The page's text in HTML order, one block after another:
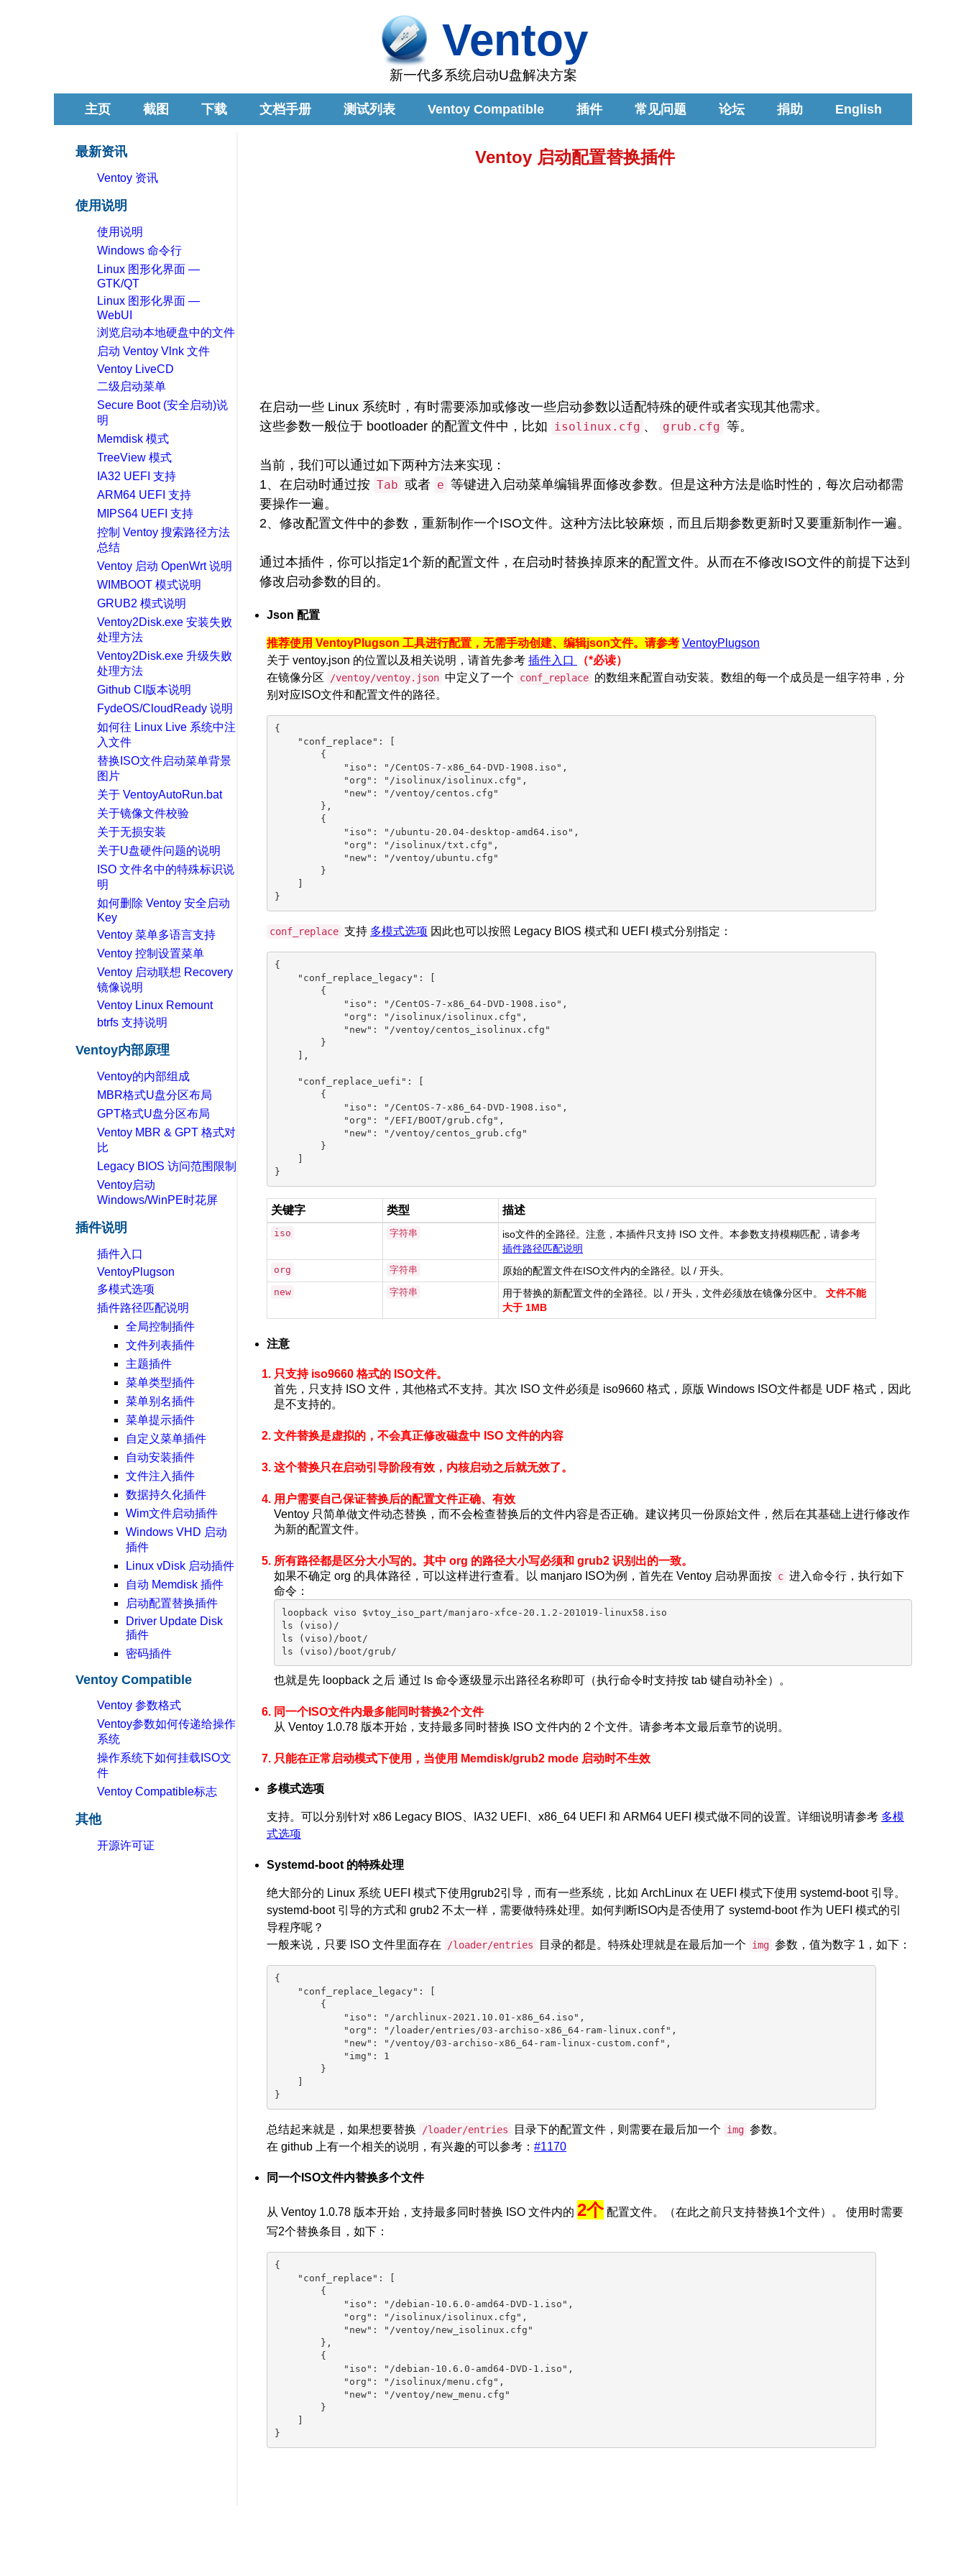
Ventoy
新一代多系统启动U盘解决方案
主页 截图 下载 文档手册 测试列表 Ventoy Compatible 插件 常见问题 论坛 捐助 English
最新资讯
Ventoy 资讯
使用说明
使用说明
Windows 命令行
Linux 图形化界面 —
GTK/QT
Linux 图形化界面 —
WebUI
浏览启动本地硬盘中的文件
启动 Ventoy Vlnk 文件
Ventoy LiveCD
二级启动菜单
Secure Boot (安全启动)说
明
Memdisk 模式
TreeView 模式
IA32 UEFI 支持
ARM64 UEFI 支持
MIPS64 UEFI 支持
控制 Ventoy 搜索路径方法
总结
Ventoy 启动 OpenWrt 说明
WIMBOOT 模式说明
GRUB2 模式说明
Ventoy2Disk.exe 安装失败
处理方法
Ventoy2Disk.exe 升级失败
处理方法
Github CI版本说明
FydeOS/CloudReady 说明
如何往 Linux Live 系统中注
入文件
替换ISO文件启动菜单背景
图片
关于 VentoyAutoRun.bat
关于镜像文件校验
关于无损安装
关于U盘硬件问题的说明
ISO 文件名中的特殊标识说
明
如何删除 Ventoy 安全启动
Key
Ventoy 菜单多语言支持
Ventoy 控制设置菜单
Ventoy 启动联想 Recovery
镜像说明
Ventoy Linux Remount
btrfs 支持说明
Ventoy内部原理
Ventoy的内部组成
MBR格式U盘分区布局
GPT格式U盘分区布局
Ventoy MBR & GPT 格式对
比
Legacy BIOS 访问范围限制
Ventoy启动
Windows/WinPE时花屏
插件说明
插件入口
VentoyPlugson
多模式选项
插件路径匹配说明
全局控制插件
文件列表插件
主题插件
菜单类型插件
菜单别名插件
菜单提示插件
自定义菜单插件
自动安装插件
文件注入插件
数据持久化插件
Wim文件启动插件
Windows VHD 启动
插件
Linux vDisk 启动插件
自动 Memdisk 插件
启动配置替换插件
Driver Update Disk
插件
密码插件
Ventoy Compatible
Ventoy 参数格式
Ventoy参数如何传递给操作
系统
操作系统下如何挂载ISO文
件
Ventoy Compatible标志
其他
开源许可证
Ventoy 启动配置替换插件
在启动一些 Linux 系统时，有时需要添加或修改一些启动参数以适配特殊的硬件或者实现其他需求。
这些参数一般位于 bootloader 的配置文件中，比如 isolinux.cfg 、 grub.cfg 等。
当前，我们可以通过如下两种方法来实现：
1、在启动时通过按 Tab 或者 e 等键进入启动菜单编辑界面修改参数。但是这种方法是临时性的，每次启动都需
要操作一遍。
2、修改配置文件中的参数，重新制作一个ISO文件。这种方法比较麻烦，而且后期参数更新时又要重新制作一遍。
通过本插件，你可以指定1个新的配置文件，在启动时替换掉原来的配置文件。从而在不修改ISO文件的前提下达到
修改启动参数的目的。
Json 配置
推荐使用 VentoyPlugson 工具进行配置，无需手动创建、编辑json文件。请参考 VentoyPlugson
关于 ventoy.json 的位置以及相关说明，请首先参考 插件入口
（*必读）
在镜像分区
/ventoy/ventoy.json 中定义了一个 conf_replace 的数组来配置自动安装。数组的每一个成员是一组字符串，分
别对应ISO文件和配置文件的路径。
{
    "conf_replace": [
        {
            "iso": "/CentOS-7-x86_64-DVD-1908.iso",
            "org": "/isolinux/isolinux.cfg",
            "new": "/ventoy/centos.cfg"
        },
        {
            "iso": "/ubuntu-20.04-desktop-amd64.iso",
            "org": "/isolinux/txt.cfg",
            "new": "/ventoy/ubuntu.cfg"
        }
conf_replace 支持 多模式选项 因此也可以按照 Legacy BIOS 模式和 UEFI 模式分别指定：
{
    "conf_replace_legacy": [
        {
            "iso": "/CentOS-7-x86_64-DVD-1908.iso",
            "org": "/isolinux/isolinux.cfg",
            "new": "/ventoy/centos_isolinux.cfg"
        }
    ],
    "conf_replace_uefi": [
        {
            "iso": "/CentOS-7-x86_64-DVD-1908.iso",
            "org": "/EFI/BOOT/grub.cfg",
            "new": "/ventoy/centos_grub.cfg"
        }
关键字 类型 描述
iso 字符串
iso文件的全路径。注意，本插件只支持 ISO 文件。本参数支持模糊匹配，请参考
插件路径匹配说明
org 字符串 原始的配置文件在ISO文件内的全路径。以 / 开头。
new 字符串 用于替换的新配置文件的全路径。以 / 开头，文件必须放在镜像分区中。
文件不能
大于 1MB
注意
只支持 iso9660 格式的 ISO文件。
首先，只支持 ISO 文件，其他格式不支持。其次 ISO 文件必须是 iso9660 格式，原版 Windows ISO文件都是 UDF 格式，因此
是不支持的。
文件替换是虚拟的，不会真正修改磁盘中 ISO 文件的内容
这个替换只在启动引导阶段有效，内核启动之后就无效了。
用户需要自己保证替换后的配置文件正确、有效
Ventoy 只简单做文件动态替换，而不会检查替换后的文件内容是否正确。建议拷贝一份原始文件，然后在其基础上进行修改作
为新的配置文件。
所有路径都是区分大小写的。其中 org 的路径大小写必须和 grub2 识别出的一致。
如果不确定 org 的具体路径，可以这样进行查看。以 manjaro ISO为例，首先在 Ventoy 启动界面按 c 进入命令行，执行如下
命令：
loopback viso $vtoy_iso_part/manjaro-xfce-20.1.2-201019-linux58.iso
ls (viso)/
ls (viso)/boot/
也就是先 loopback 之后 通过 ls 命令逐级显示出路径名称即可（执行命令时支持按 tab 键自动补全）。
同一个ISO文件内最多能同时替换2个文件
从 Ventoy 1.0.78 版本开始，支持最多同时替换 ISO 文件内的 2 个文件。请参考本文最后章节的说明。
只能在正常启动模式下使用，当使用 Memdisk/grub2 mode 启动时不生效
多模式选项
支持。可以分别针对 x86 Legacy BIOS、IA32 UEFI、x86_64 UEFI 和 ARM64 UEFI 模式做不同的设置。详细说明请参考 多模
式选项
Systemd-boot 的特殊处理
绝大部分的 Linux 系统 UEFI 模式下使用grub2引导，而有一些系统，比如 ArchLinux 在 UEFI 模式下使用 systemd-boot 引导。
systemd-boot 引导的方式和 grub2 不太一样，需要做特殊处理。如何判断ISO内是否使用了 systemd-boot 作为 UEFI 模式的引
导程序呢？
一般来说，只要 ISO 文件里面存在
/loader/entries 目录的都是。特殊处理就是在最后加一个 img 参数，值为数字 1，如下：
{
    "conf_replace_legacy": [
        {
            "iso": "/archlinux-2021.10.01-x86_64.iso",
            "org": "/loader/entries/03-archiso-x86_64-ram-linux.conf",
            "new": "/ventoy/03-archiso-x86_64-ram-linux-custom.conf",
            "img": 1
        }
总结起来就是，如果想要替换 /loader/entries 目录下的配置文件，则需要在最后加一个 img 参数。
在 github 上有一个相关的说明，有兴趣的可以参考： #1170
同一个ISO文件内替换多个文件
从 Ventoy 1.0.78 版本开始，支持最多同时替换 ISO 文件内的 2个配置文件。（在此之前只支持替换1个文件）。 使用时需要
写2个替换条目，如下：
{
    "conf_replace": [
        {
            "iso": "/debian-10.6.0-amd64-DVD-1.iso",
            "org": "/isolinux/isolinux.cfg",
            "new": "/ventoy/new_isolinux.cfg"
        },
        {
            "iso": "/debian-10.6.0-amd64-DVD-1.iso",
            "org": "/isolinux/menu.cfg",
            "new": "/ventoy/new_menu.cfg"
        }